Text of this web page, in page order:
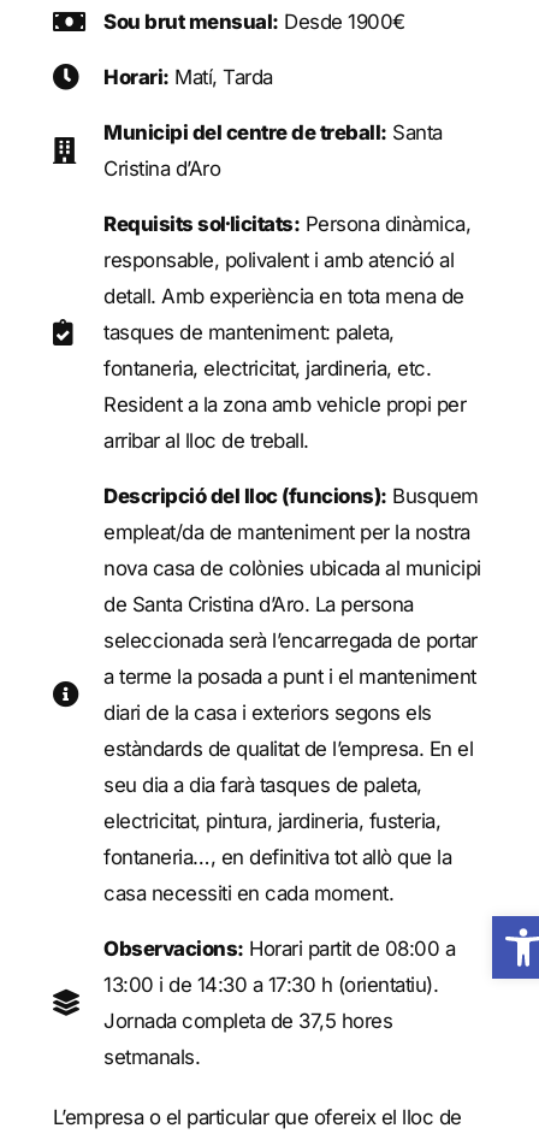
Sou brut mensual: Desde 1900€
Horari: Matí, Tarda
Municipi del centre de treball: Santa
Cristina d’Aro
Requisits sol·licitats: Persona dinàmica,
responsable, polivalent i amb atenció al
detall. Amb experiència en tota mena de
tasques de manteniment: paleta,
fontaneria, electricitat, jardineria, etc.
Resident a la zona amb vehicle propi per
arribar al lloc de treball.
Descripció del lloc (funcions): Busquem
empleat/da de manteniment per la nostra
nova casa de colònies ubicada al municipi
de Santa Cristina d’Aro. La persona
seleccionada serà l’encarregada de portar
a terme la posada a punt i el manteniment
diari de la casa i exteriors segons els
estàndards de qualitat de l’empresa. En el
seu dia a dia farà tasques de paleta,
electricitat, pintura, jardineria, fusteria,
fontaneria…, en definitiva tot allò que la
casa necessiti en cada moment.
Observacions: Horari partit de 08:00 a
13:00 i de 14:30 a 17:30 h (orientatiu).
Jornada completa de 37,5 hores
setmanals.
L’empresa o el particular que ofereix el lloc de